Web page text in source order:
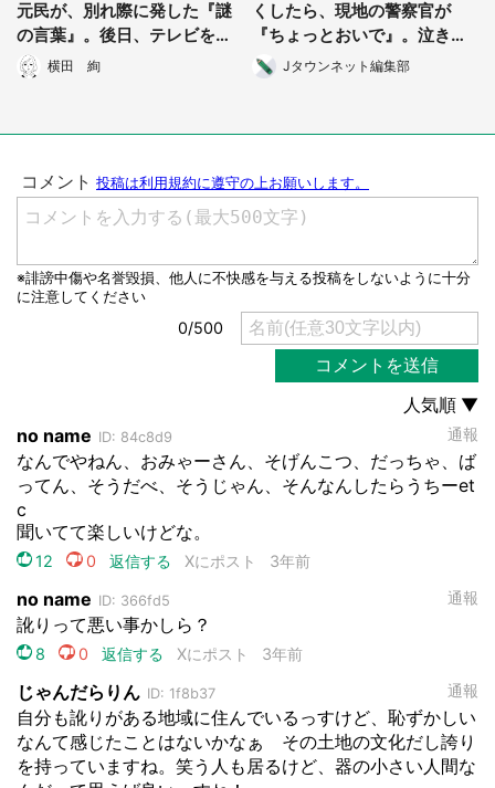
元民が、別れ際に発した『謎
の言葉』。後日、テレビを見
ていたらその意味が発覚
し...」（愛知県・50代男性）
横田 絢
くしたら、現地の警察官が
『ちょっとおいで』。泣きじ
ゃくる私が連れていかれたの
Jタウンネット編集部